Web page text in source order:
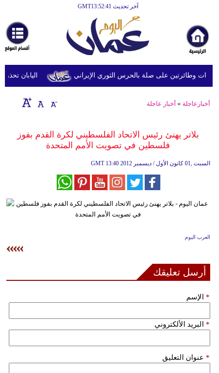
آخر تحديث GMT13:52:41
أخبارعاجلة
رياضة
ثقافة
إقتصاد
وموسيقى
سياحة
ديكور
مرأة
وتكنولوجيا
اليابان تحذر من وطائرتين على صلة بالحرس الثوري الإيراني
أخبارعاجلة » أخبار عاجلة
بلاتر يهنئ رئيس الاتحاد الفلسطيني لكرة القدم بفوز
فلسطين في تصويت الأمم المتحدة
GMT 13:40 2012 السبت ,01 كانون الأول / ديسمبر
العرب اليوم
أرسل تعليقك
الإسم *
البريد الألكتروني *
عنوان التعليق *